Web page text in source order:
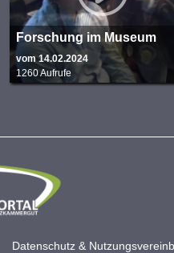
Forschung im Museum
vom 14.02.2024
1260 Aufrufe
Datenschutz &